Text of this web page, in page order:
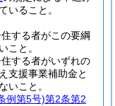
いること。
する者がこの要綱
こと。
する者がいずれの
支援事業補助金と
いこと。
例第5号)第2条第2